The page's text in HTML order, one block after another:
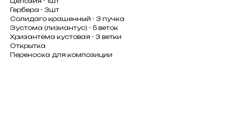
Гербера - 3шт
Солидаго крашенный - 3 пучка
Эустома (лизиантус) - 5 веток
Хризантема кустовая - 3 ветки
Открытка
Переноска для композиции